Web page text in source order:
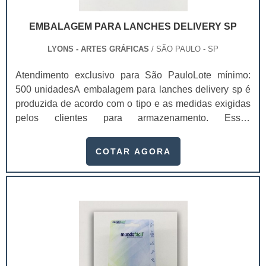
EMBALAGEM PARA LANCHES DELIVERY SP
LYONS - ARTES GRÁFICAS / SÃO PAULO - SP
Atendimento exclusivo para São PauloLote mínimo:
500 unidadesA embalagem para lanches delivery sp é
produzida de acordo com o tipo e as medidas exigidas
pelos clientes para armazenamento. Essas
para os consumidores, não só pela sofisticação, mas
mostrando o telefone e outros canais de
será necessário investir em panfletos e cartões de
divulgação da empresa, pois todos os contatos já estão
presentes na peça, ajudando na redução dos seus
custos com publicidade.Benefícios das embalagens
para alimentosUm dos seus principais benefícios das
COTAR AGORA